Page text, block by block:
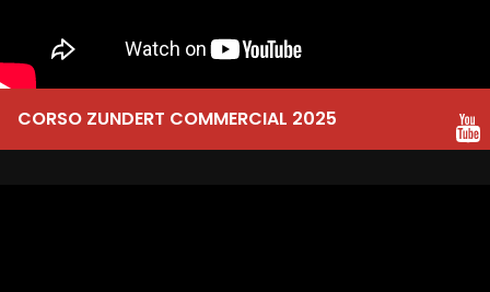
CORSO ZUNDERT COMMERCIAL 2025